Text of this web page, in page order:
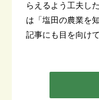
らえるよう工夫し
は「塩田の農業を
記事にも目を向け